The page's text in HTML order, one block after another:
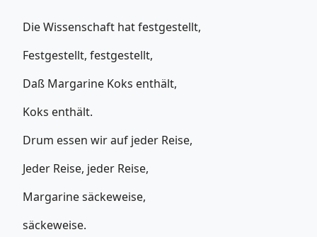
Die Wissenschaft hat festgestellt,
Festgestellt, festgestellt,
Daß Margarine Koks enthält,
Koks enthält.
Drum essen wir auf jeder Reise,
Jeder Reise, jeder Reise,
Margarine säckeweise,
säckeweise.